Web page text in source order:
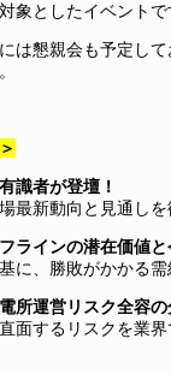
象としたイベントで
は懇親会も予定し
識者が登壇！
新動向と見通しを
ラインの潜在価値と
に、勝敗がかかる
運営リスク全容の
するリスクを業界